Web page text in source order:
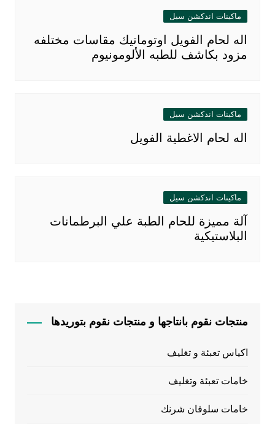
ماكينات اندكشن سيل
اله لحام الفويل اوتوماتيك مقاسات مختلفه
مزود بكاشف للطبه الألومونيوم
ماكينات اندكشن سيل
اله لحام الاغطية الفويل
ماكينات اندكشن سيل
آلة مميزة للحام الطبة علي البرطمانات
البلاستيكية
منتجات نقوم بانتاجها و منتجات نقوم بتوريدها
اكياس تعبئة و تغليف
خامات تعبئة وتغليف
خامات سلوفان شرنك